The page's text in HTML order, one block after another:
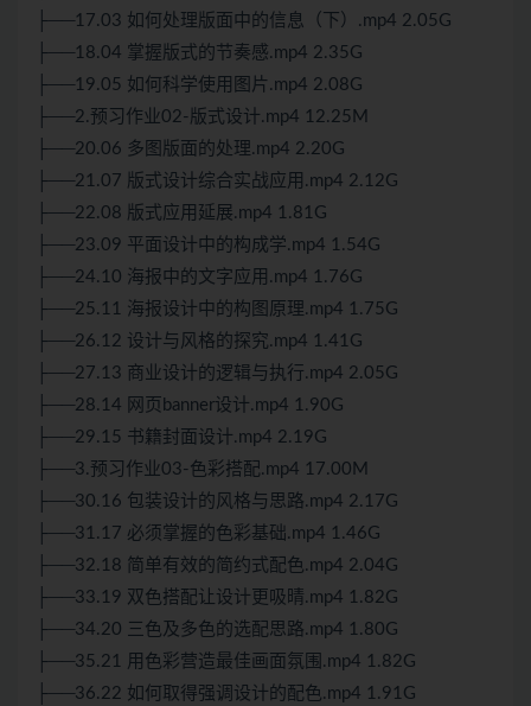
├──17.03 如何处理版面中的信息（下）.mp4 2.05G
├──18.04 掌握版式的节奏感.mp4 2.35G
├──19.05 如何科学使用图片.mp4 2.08G
├──2.预习作业02-版式设计.mp4 12.25M
├──20.06 多图版面的处理.mp4 2.20G
├──21.07 版式设计综合实战应用.mp4 2.12G
├──22.08 版式应用延展.mp4 1.81G
├──23.09 平面设计中的构成学.mp4 1.54G
├──24.10 海报中的文字应用.mp4 1.76G
├──25.11 海报设计中的构图原理.mp4 1.75G
├──26.12 设计与风格的探究.mp4 1.41G
├──27.13 商业设计的逻辑与执行.mp4 2.05G
├──28.14 网页banner设计.mp4 1.90G
├──29.15 书籍封面设计.mp4 2.19G
├──3.预习作业03-色彩搭配.mp4 17.00M
├──30.16 包装设计的风格与思路.mp4 2.17G
├──31.17 必须掌握的色彩基础.mp4 1.46G
├──32.18 简单有效的简约式配色.mp4 2.04G
├──33.19 双色搭配让设计更吸晴.mp4 1.82G
├──34.20 三色及多色的选配思路.mp4 1.80G
├──35.21 用色彩营造最佳画面氛围.mp4 1.82G
├──36.22 如何取得强调设计的配色.mp4 1.91G